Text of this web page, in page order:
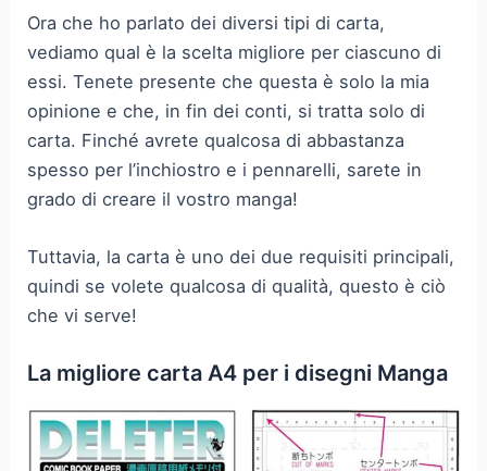
Ora che ho parlato dei diversi tipi di carta,
vediamo qual è la scelta migliore per ciascuno di
essi. Tenete presente che questa è solo la mia
opinione e che, in fin dei conti, si tratta solo di
carta. Finché avrete qualcosa di abbastanza
spesso per l’inchiostro e i pennarelli, sarete in
grado di creare il vostro manga!
Tuttavia, la carta è uno dei due requisiti principali,
quindi se volete qualcosa di qualità, questo è ciò
che vi serve!
La migliore carta A4 per i disegni Manga